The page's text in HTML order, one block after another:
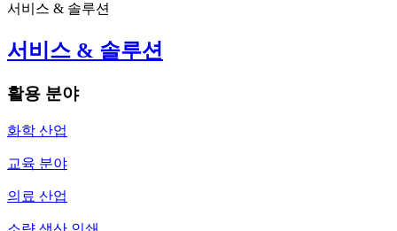
서비스 & 솔루션
서비스 & 솔루션
활용 분야
화학 산업
교육 분야
의료 산업